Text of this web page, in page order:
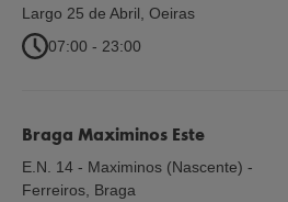
Largo 25 de Abril Oeiras
07:00 - 23:00
Braga Maximinos Este
E.N. 14 - Maximinos (Nascente) -
Ferreiros Braga